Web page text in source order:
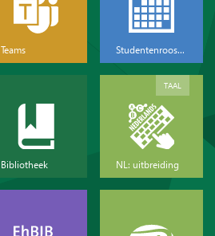
Teams Studentenrooster
Bibliotheek NL: uitbreiding
TAAL